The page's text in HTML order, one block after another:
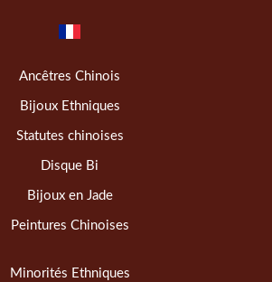
Ancêtres Chinois
Bijoux Ethniques
Statutes chinoises
Disque Bi
Bijoux en Jade
Peintures Chinoises
Minorités Ethniques